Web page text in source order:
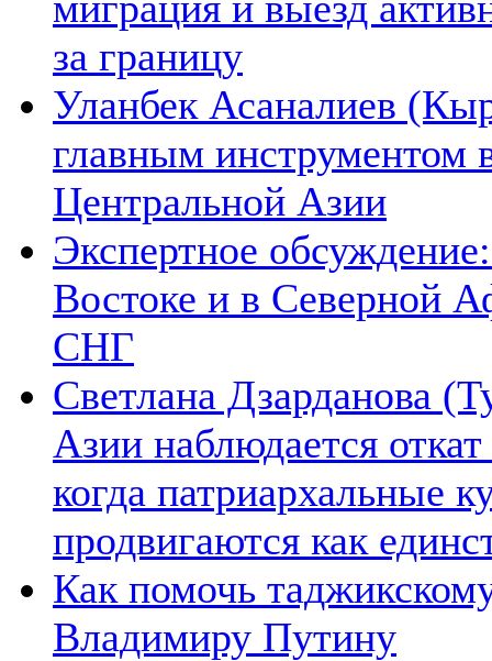
за границу
Уланбек Асаналиев
главным инструментом
Центральной Азии
Экспертное
Востоке и в Северной
СНГ
Светлана Дзарданова
Азии наблюдается
когда патриархальные
продвигаются как
Как помочь
Владимиру Путину